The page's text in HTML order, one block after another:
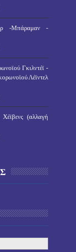
-Μπάραμαν -
Γκιλντέϊ -
Λέϊντελ
(αλλαγή